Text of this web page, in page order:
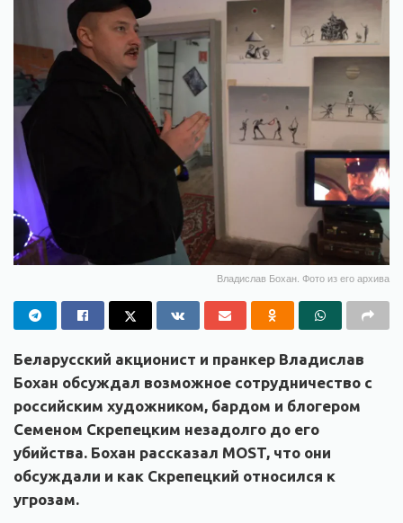
Владислав Бохан. Фото из его архива
Беларусский акционист и пранкер Владислав
Бохан обсуждал возможное сотрудничество с
российским художником, бардом и блогером
Семеном Скрепецким незадолго до его
убийства. Бохан рассказал MOST, что они
обсуждали и как Скрепецкий относился к
угрозам.